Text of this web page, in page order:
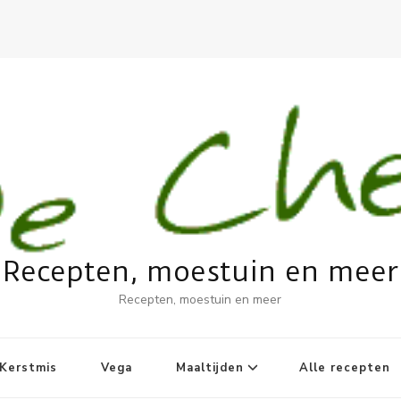
Recepten, moestuin en meer
Recepten, moestuin en meer
Vega Maaltijden Alle recepten